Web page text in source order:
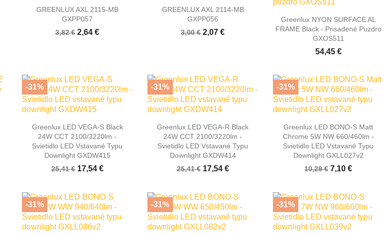
 Rýchly náhľad
GREENLUX AXL 2115-MB
GXPP057
3,82 € 2,64 €
 Rýchly náhľad
GREENLUX AXL 2114-MB
GXPP056
3,00 € 2,07 €
 Rýchly náhľad
Greenlux NYON SURFACE AL
FRAME Black - Prisadené Puzdro
GXOS511
54,45 €
 Rýchly náhľad
Greenlux LED VEGA-S Black
24W CCT 2100/3220lm -
Svietidlo LED Vstavané Typu
Downlight GXDW415
25,41 € 17,54 €
-31%
 Rýchly náhľad
Greenlux LED VEGA-R Black
24W CCT 2100/3220lm -
Svietidlo LED Vstavané Typu
Downlight GXDW414
25,41 € 17,54 €
-31%
 Rýchly náhľad
Greenlux LED BONO-S Matt
Chrome 5W NW 660/460lm -
Svietidlo LED Vstavané Typu
Downlight GXLL027v2
10,29 € 7,10 €
-31%
-31% -31% -31%